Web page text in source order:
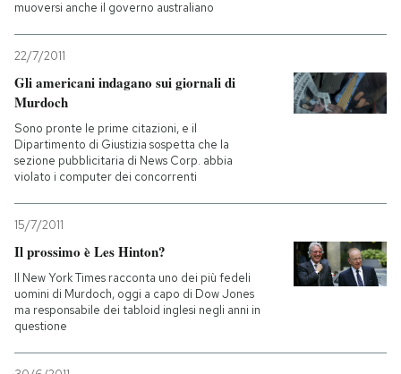
muoversi anche il governo australiano
22/7/2011
Gli americani indagano sui giornali di
Murdoch
Sono pronte le prime citazioni, e il
Dipartimento di Giustizia sospetta che la
sezione pubblicitaria di News Corp. abbia
violato i computer dei concorrenti
15/7/2011
Il prossimo è Les Hinton?
Il New York Times racconta uno dei più fedeli
uomini di Murdoch, oggi a capo di Dow Jones
ma responsabile dei tabloid inglesi negli anni in
questione